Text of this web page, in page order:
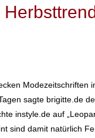
Modezeitschriften
sagte brigitte.de
instyle.de auf
sind damit natürlich